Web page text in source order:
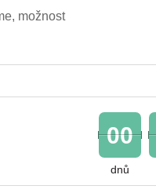
možnost
00
dnů